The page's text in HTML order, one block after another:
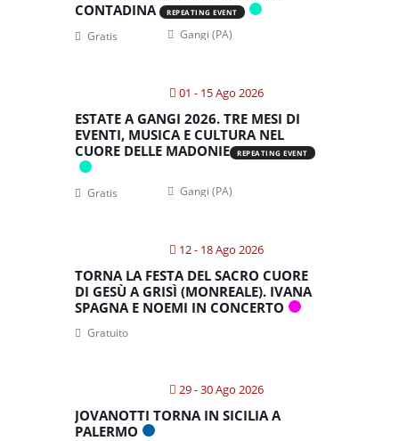
CONTADINA
REPEATING EVENT
Gangi (PA)
Gratis
01 - 15 Ago 2026
ESTATE A GANGI 2026. TRE MESI DI
EVENTI, MUSICA E CULTURA NEL
CUORE DELLE MADONIE
REPEATING EVENT
Gangi (PA)
Gratis
12 - 18 Ago 2026
TORNA LA FESTA DEL SACRO CUORE
DI GESÙ A GRISÌ (MONREALE). IVANA
SPAGNA E NOEMI IN CONCERTO
Gratuito
29 - 30 Ago 2026
JOVANOTTI TORNA IN SICILIA A
PALERMO